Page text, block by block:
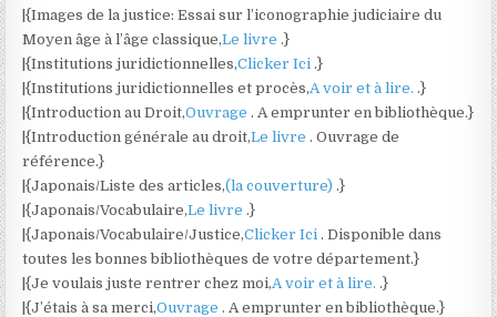
|{Images de la justice: Essai sur l’iconographie judiciaire du
Moyen âge à l’âge classique,Le livre .}
|{Institutions juridictionnelles,Clicker Ici .}
|{Institutions juridictionnelles et procès,A voir et à lire. .}
|{Introduction au Droit,Ouvrage . A emprunter en bibliothèque.}
|{Introduction générale au droit,Le livre . Ouvrage de
référence.}
|{Japonais/Liste des articles,(la couverture) .}
|{Japonais/Vocabulaire,Le livre .}
|{Japonais/Vocabulaire/Justice,Clicker Ici . Disponible dans
toutes les bonnes bibliothèques de votre département.}
|{Je voulais juste rentrer chez moi,A voir et à lire. .}
|{J’étais à sa merci,Ouvrage . A emprunter en bibliothèque.}